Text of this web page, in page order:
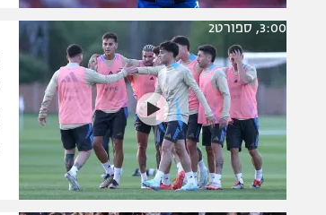
תגיות
המגזין
3:00, ספורט2